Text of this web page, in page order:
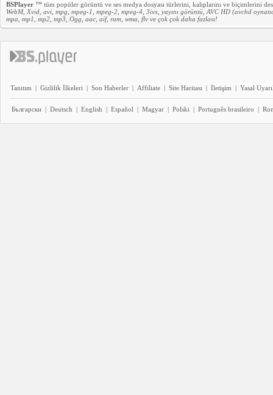
BSPlayer ™ tüm popüler görüntü ve ses medya dosyası türlerini, kalıplarını ve biçimlerini
WebM, Xvid, avi, mpg, mpeg-1, mpeg-2, mpeg-4, 3ivx, yayını görüntü, AVC HD (avchd
mpa, mp1, mp2, mp3, Ogg, aac, aif, ram, wma, flv ve çok çok daha fazlası!
Tanıtım | Gizlilik İlkeleri | Son Haberler | Affiliate | Site Haritası | İletişim | Yasal
Български | Deutsch | English | Español | Magyar | Polski | Português brasileiro |